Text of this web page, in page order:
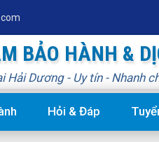
BẢO HÀNH &
Hải Dương - Uy tín - Nhanh
Hỏi & Đáp